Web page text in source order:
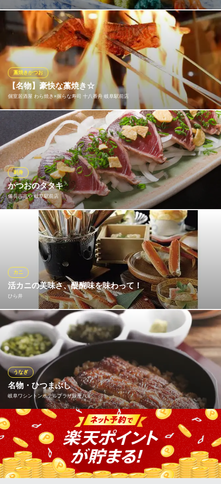
漁師料理とうまい酒
名鉄名古屋本線名鉄岐阜駅 徒歩3分
岐阜県岐阜市長住町3-3-1 オー・エックス岐阜ビル5F
鮮度重視！その日その日の厳選仕入れ鮮魚を”美しく”盛り合わせ
る。 光る技術を光る味わい。
TAMAMiYA 伊奈波
こだわり和食居酒屋
名鉄各務原線名鉄岐阜駅 徒歩6分
岐阜県岐阜市玉宮町1-2 Y2ビル1F
【名物】豪快な藁焼き☆
個室居酒屋 わら焼き×握らな寿司 十八番舟 岐阜駅前店
藁焼きかつお
新鮮なうちに藁で一気に焼き上げて仕上げる！藁の煙や香りはよ
り一層風味を引き立ててくれます◎
個室居酒屋 わら焼き×握らな寿司 十八番舟 岐阜駅前店
岐阜駅近の個室宴会に
名鉄名古屋本線名鉄岐阜駅 徒歩3分
岐阜県岐阜市玉宮町2-3 1F
かつおのタタキ
備長吉兆や 岐阜駅前店
刺身
鮮度抜群のかつおをタタキにしました。
備長吉兆や 岐阜駅前店
個室風炭火焼居酒屋
名鉄名古屋本線名鉄岐阜駅 徒歩5分
岐阜県岐阜市住田町1-15-3
活カニの美味さ、醍醐味を味わって！
ひら井
カニ
カニは、福井・鳥取・北海道など、日本各地から取り寄せます。
越前、松葉、北海道ズワイ、毛ガニ、タラバガニ、セイコガニな
ど活きたカニをそのまま調理します。カニ本来が持つ美味さを、
そのまま表現します。カニの持つ甘味、旨味、みずみずしさは他
店ではなかなか味わえません。 是非お楽しみ下さい。
ひら井
会席料理・日本料理
ＪＲ東海道線岐阜駅 車10分
岐阜県岐阜市米屋町25番地
名物・ひつまぶし
岐阜ワシントンホテルプラザ銀座八丁
うなぎ
当店の人気メニュー「ひつまぶし」は、一杯目はそのままで、二
杯目薬味をのせて、三杯目お茶漬けで。三通りの召し上がり方を
お楽しみいただけます。テイクアウトでは「うな重弁当」も受付
しております。（※2日前までの要予約）